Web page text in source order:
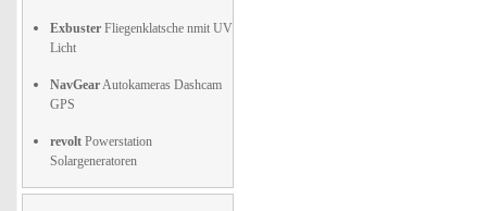
Exbuster Fliegenklatsche nmit UV
Licht
NavGearAutokameras Dashcam
GPS
revolt Powerstation
Solargeneratoren